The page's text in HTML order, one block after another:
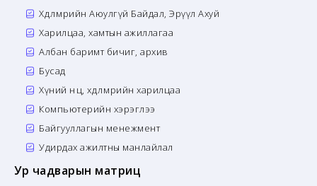
Хөдөлмөрийн Аюулгүй Байдал, Эрүүл Ахуй
Харилцаа, хамтын ажиллагаа
Албан баримт бичиг, архив
Бусад
Хүний нөөц, хөдөлмөрийн харилцаа
Компьютерийн хэрэглээ
Байгууллагын менежмент
Удирдах ажилтны манлайлал
Ур чадварын матриц